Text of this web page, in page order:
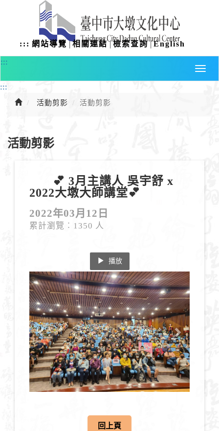
容
::: 網站導覽 |相關連結|檢索查詢|English
:::
:::
活動剪影 活動剪影
活動剪影
💕 3月主講人 吳宇舒 x
2022大墩大師講堂💕
2022年03月12日
累計瀏覽︰1350 人
播放
Previous Next
回上頁